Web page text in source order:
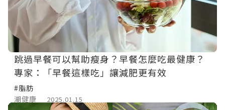
跳過早餐可以幫助瘦身？早餐怎麼吃最健康？
專家：「早餐這樣吃」讓減肥更有效
#脂肪
潮健康
2025.01.15